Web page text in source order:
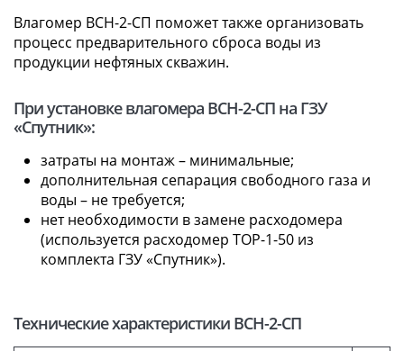
Влагомер ВСН-2-СП поможет также организовать
процесс предварительного сброса воды из
продукции нефтяных скважин.
При установке влагомера ВСН-2-СП на ГЗУ
«Спутник»:
затраты на монтаж – минимальные;
дополнительная сепарация свободного газа и
воды – не требуется;
нет необходимости в замене расходомера
(используется расходомер ТОР-1-50 из
комплекта ГЗУ «Спутник»).
Технические характеристики ВСН-2-СП